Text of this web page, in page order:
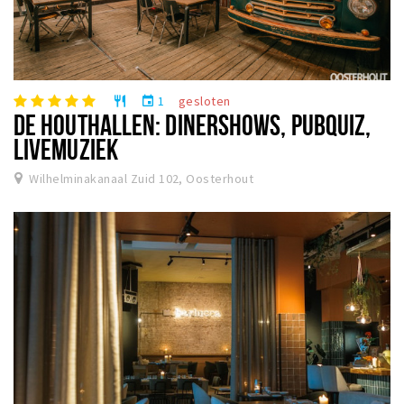
restaurant event 1 gesloten
DE HOUTHALLEN: DINERSHOWS, PUBQUIZ,
LIVEMUZIEK
Wilhelminakanaal Zuid 102, Oosterhout